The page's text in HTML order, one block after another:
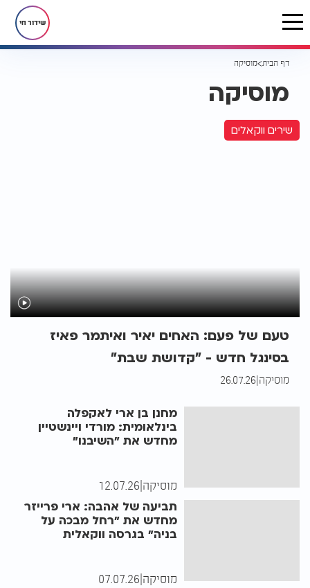
שידור חי
דף הבית מוסיקה
מוסיקה
שירים ווקאלים
טעם של פעם: האחים יאיר ואיתמר פאיז
בסינגל חדש - "קדושת שבת"
מוסיקה 26.07.26
מחנן בן ארי לאקפלה
בינלאומית: מורדי ויינשטיין
מחדש את "השיבנו"
מוסיקה 12.07.26
תביעה של אהבה: ארי פרייזר
מחדש את "רחל מבכה על
בניה" בגרסה ווקאלית
מוסיקה 07.07.26